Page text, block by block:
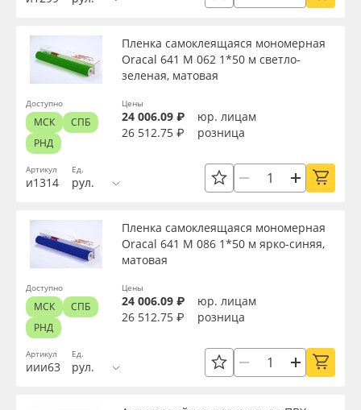
Артикул
и1314
Пленка самоклеящаяся мономерная
Oracal 641 M 062 1*50 м светло-
зеленая, матовая
Ед.
рул.
Цены
24 006.09 ₽
юр. лицам
26 512.75 ₽
розница
Доступно
МСК
СПБ
РНД
Артикул
иии63
Пленка самоклеящаяся мономерная
Oracal 641 M 086 1*50 м ярко-синяя,
матовая
Ед.
рул.
Цены
24 006.09 ₽
юр. лицам
26 512.75 ₽
розница
Доступно
МСК
СПБ
РНД